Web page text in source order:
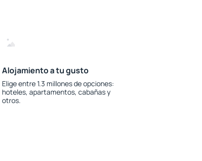
Alojamiento a tu gusto
Elige entre 1.3 millones de opciones:
hoteles, apartamentos, cabañas y
otros.